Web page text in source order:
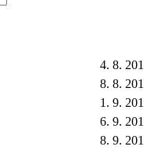
4. 8.
8. 8.
1. 9.
6. 9.
8. 9.